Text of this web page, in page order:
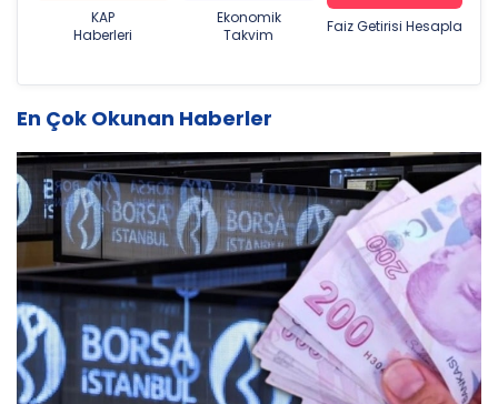
KAP
Haberleri
Ekonomik
Takvim
Faiz Getirisi Hesapla
En Çok Okunan Haberler